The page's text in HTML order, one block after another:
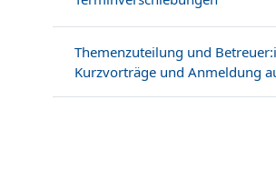
Themenzuteilung und
Kurzvorträge und Anmeldung